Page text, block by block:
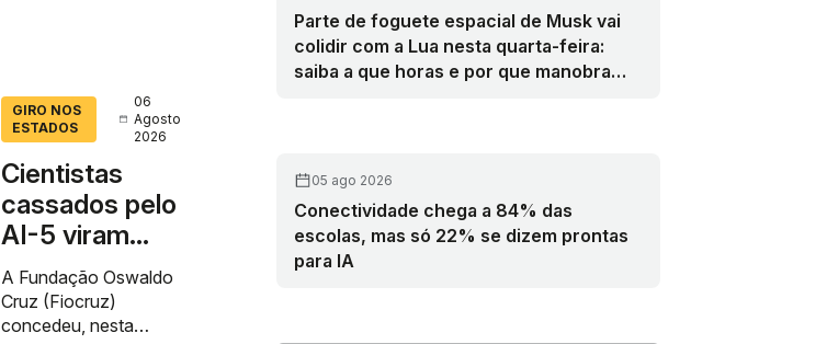
GIRO NOS
ESTADOS
06
Agosto
2026
Cientistas
cassados pelo
AI-5 viram
pesquisadores
eméritos da
Fiocruz
A Fundação Oswaldo
Cruz (Fiocruz)
concedeu, nesta
Parte de foguete espacial de Musk vai
colidir com a Lua nesta quarta-feira:
saiba a que horas e por que manobra
05 ago 2026
Conectividade chega a 84% das
escolas, mas só 22% se dizem prontas
para IA